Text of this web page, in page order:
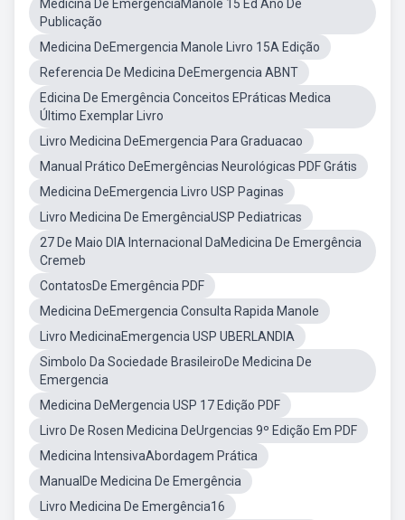
Medicina De EmergênciaManole 15 Ed Ano De
Publicação
Medicina DeEmergencia Manole Livro 15A Edição
Referencia De Medicina DeEmergencia ABNT
Edicina De Emergência Conceitos EPráticas Medica
Último Exemplar Livro
Livro Medicina DeEmergencia Para Graduacao
Manual Prático DeEmergências Neurológicas PDF Grátis
Medicina DeEmergencia Livro USP Paginas
Livro Medicina De EmergênciaUSP Pediatricas
27 De Maio DIA Internacional DaMedicina De Emergência
Cremeb
ContatosDe Emergência PDF
Medicina DeEmergencia Consulta Rapida Manole
Livro MedicinaEmergencia USP UBERLANDIA
Simbolo Da Sociedade BrasileiroDe Medicina De
Emergencia
Medicina DeMergencia USP 17 Edição PDF
Livro De Rosen Medicina DeUrgencias 9º Edição Em PDF
Medicina IntensivaAbordagem Prática
ManualDe Medicina De Emergência
Livro Medicina De Emergência16